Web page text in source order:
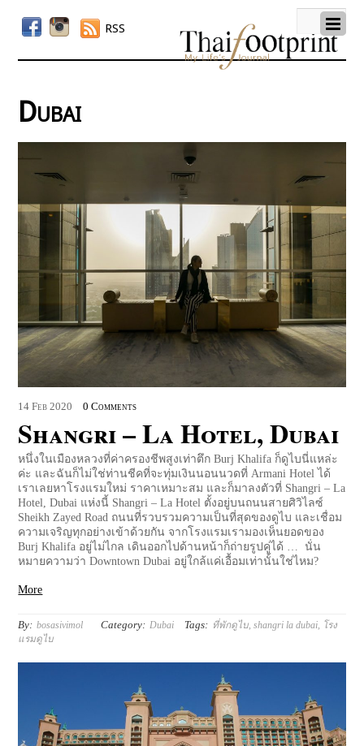
RSS
Dubai
14 Feb 2020 0 Comments
Shangri – La Hotel, Dubai
หนึ่งในเมืองหลวงที่ค่าครองชีพสูงเท่าตึก Burj Khalifa ก็ดูไบนี่แหล่ะ
ค่ะ และฉันก็ไม่ใช่ท่านชีคที่จะทุ่มเงินนอนนวดที่ Armani Hotel ได้
เราเลยหาโรงแรมใหม่ ราคาเหมาะสม และก็มาลงตัวที่ Shangri – La
Hotel, Dubai แห่งนี้ Shangri – La Hotel ตั้งอยู่บนถนนสายศิวิไลซ์
Sheikh Zayed Road ถนนที่รวบรวมความเป็นที่สุดของดูไบ และเชื่อม
ความเจริญทุกอย่างเข้าด้วยกัน จากโรงแรมเรามองเห็นยอดของ
Burj Khalifa อยู่ไม่ไกล เดินออกไปด้านหน้าก็ถ่ายรูปคู่ได้ … นั่น
หมายความว่า Downtown Dubai อยู่ใกล้แค่เอื้อมเท่านั้นใช่ไหม?
More
By: bosasivimol Category: Dubai Tags: ที่พักดูไบ, shangri la dubai, โรง
แรมดูไบ